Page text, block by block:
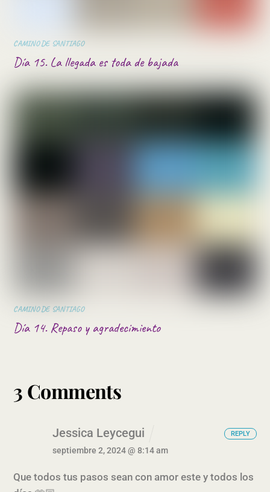
CAMINO DE SANTIAGO
Día 15. La llegada es toda de bajada
CAMINO DE SANTIAGO
Día 14. Repaso y agradecimiento
3 Comments
Jessica Leycegui
septiembre 2, 2024 @ 8:14 am
Que todos tus pasos sean con amor este y todos los
REPLY